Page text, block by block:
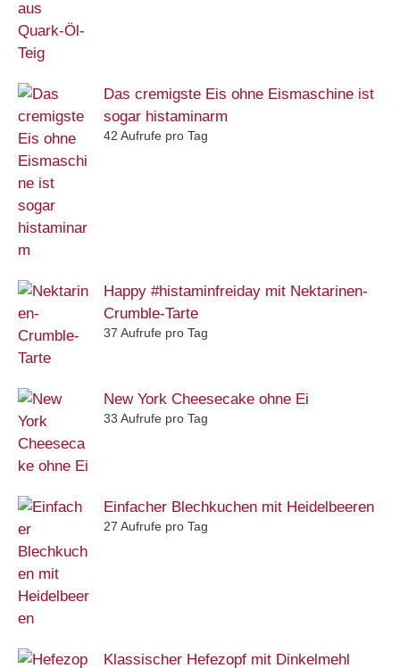
Das cremigste Eis ohne Eismaschine ist
sogar histaminarm
42 Aufrufe pro Tag
Happy #histaminfreiday mit Nektarinen-
Crumble-Tarte
37 Aufrufe pro Tag
New York Cheesecake ohne Ei
33 Aufrufe pro Tag
Einfacher Blechkuchen mit Heidelbeeren
27 Aufrufe pro Tag
Klassischer Hefezopf mit Dinkelmehl